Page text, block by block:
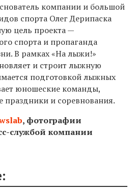
компании и большой
спорта Олег Дерипаска
цель проекта —
спорта и пропаганда
В рамках «На лыжи!»
и строит лыжную
подготовкой лыжных
юношеские команды,
праздники и соревнования.
, фотографии
службой компании